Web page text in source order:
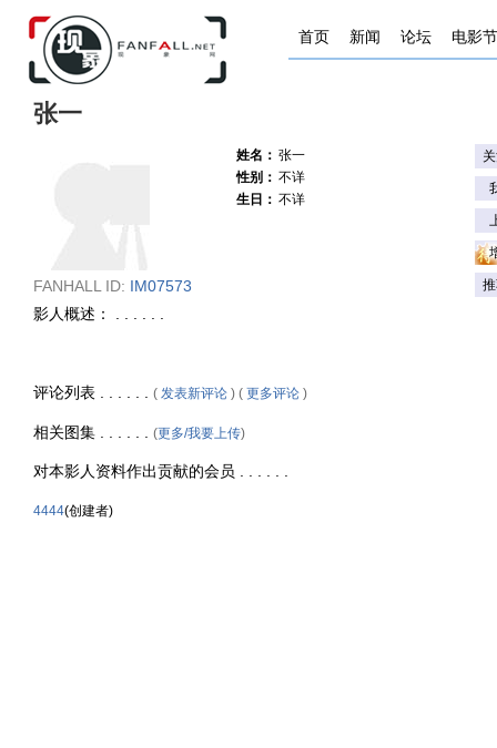
首页 新闻 论坛 电影节
张一
FANHALL ID: IM07573
姓名： 张一
性别： 不详
生日： 不详
影人概述： . . . . . .
评论列表 . . . . . . ( 发表新评论 ) ( 更多评论 )
相关图集 . . . . . . (更多/我要上传)
对本影人资料作出贡献的会员 . . . . . .
4444(创建者)